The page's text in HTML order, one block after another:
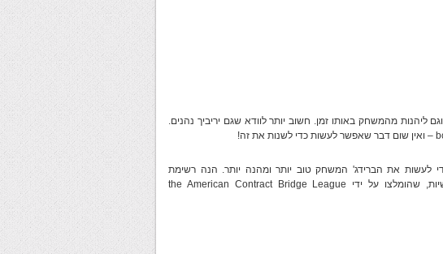
ליהנות מהמשחק באותו זמן. חשוב יותר לוודא שגם יריביך נהנים.
לעשות את הברידג' המשחק טוב יותר ומהנה יותר. הנה רשימת
המפשטת (paraphrases) את עשר "מחוות" הראשיות, שהומלצו על ידי the American Contract Bridge League